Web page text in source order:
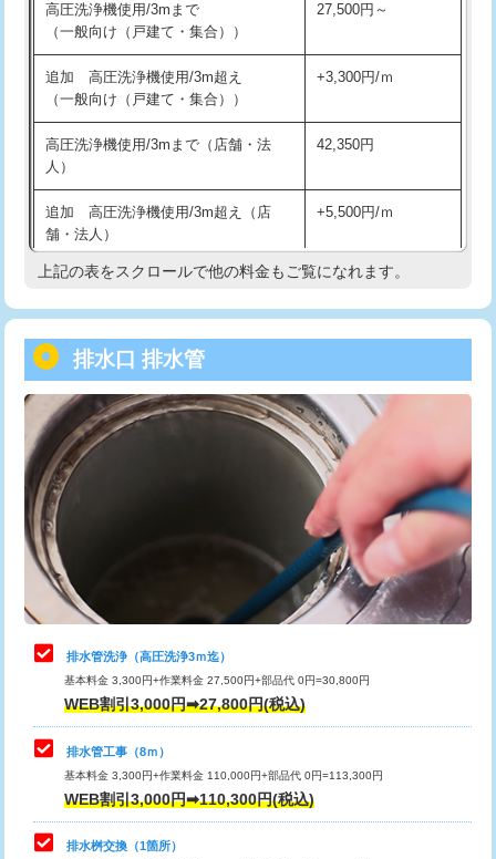
追加人工 16,500円
廃棄・処分
※給水管工事は20mmまでの価格です。
給水管工事※（バンド止め)
給水管工事※（支持金具設置) 5,500円
給水管工事※（保温材使用（バンド止
め込み）)
5,500円
給水管工事※（土の掘削・埋め戻し作
業)
11,000円
給水管工事※（塩ビ管（VP・HI）使
用/3ｍまで)
用（追加）/3ｍ超え)
給水管工事※（ライニング鋼管・銅
管・ポリ管・HT管使用/3ｍまで)
44,000円
給水管工事※（ライニング鋼管・銅
管・ポリ管・HT管使用/3ｍ超え)
+8,800円
排水管工事（土の掘削・埋め戻し作
業）
11,000円~
排水管工事（排水管工事/3ｍまで） 55,000円
排水管工事（追加 排水管工事/3ｍ超
え）
マス交換（土の掘削・埋め戻し作業）
マス交換（深さ50㎝未満）
マス交換（深さ50㎝以上）
コンクリート斫り（厚さ10㎝まで）
高圧洗浄機使用/3mまで
（一般向け（戸建て・集合））
27,500円～
追加 高圧洗浄機使用/3m超え
（一般向け（戸建て・集合））
+3,300円/ｍ
高圧洗浄機使用/3mまで（店舗・法
人）
42,350円
追加 高圧洗浄機使用/3m超え（店
舗・法人）
+5,500円/ｍ
高度高圧洗浄換 現地調査
トーラー機使用/3mまで
追加トーラー機使用/3m超え +3,300円
カメラ調査 33,000円
桝清掃 8,800円
止水・漏水調査・防水処理・清掃・修
理・調整・分解・加工など（軽作業）
11,000円
止水・漏水調査・防水処理・清掃・修
理・調整・分解・加工など（中作業）
22,000円
止水・漏水調査・防水処理・清掃・修
理・調整・分解・加工など（重作業）
33,000円
その他部品の脱着
交換・取付（タンク）
交換・取付(単水栓（壁付・デッキ
上記の表をスクロールで他の料金もご覧になれます。
排水口 排水管
排水管洗浄（高圧洗浄3ｍ迄）
基本料金 3,300円+作業料金 27,500円+部品代 0円=30,800円
WEB割引3,000円➡27,800円(税込)
排水管工事（8ｍ）
基本料金 3,300円+作業料金 110,000円+部品代 0円=113,300円
WEB割引3,000円➡110,300円(税込)
排水桝交換（1箇所）